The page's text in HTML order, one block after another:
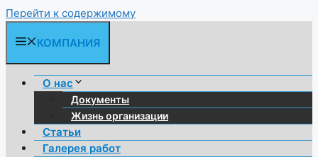
Перейти к содержимому
КОМПАНИЯ
О нас
Документы
Жизнь организации
Статьи
Галерея работ